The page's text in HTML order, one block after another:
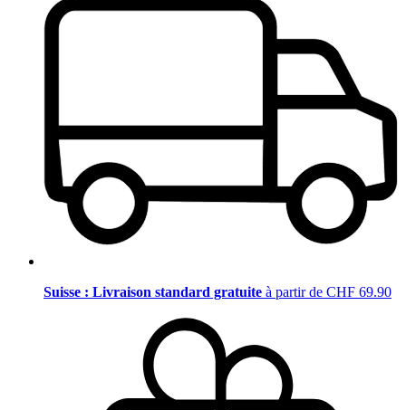
Suisse : Livraison standard gratuite à partir de CHF 69.90